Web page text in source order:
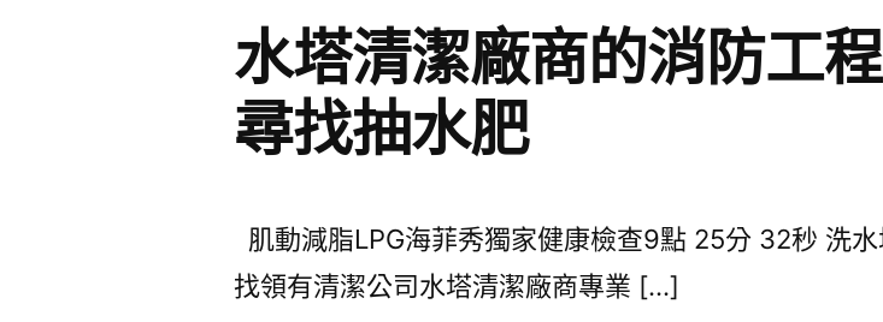
水塔清潔廠商的消防工
尋找抽水肥
肌動減脂LPG海菲秀獨家健康檢查9點 25分 32秒 洗
找領有清潔公司水塔清潔廠商專業 […]